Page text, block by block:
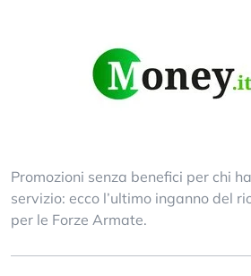
Promozioni senza benefici per chi
servizio: ecco l’ultimo inganno del
per le Forze Armate.